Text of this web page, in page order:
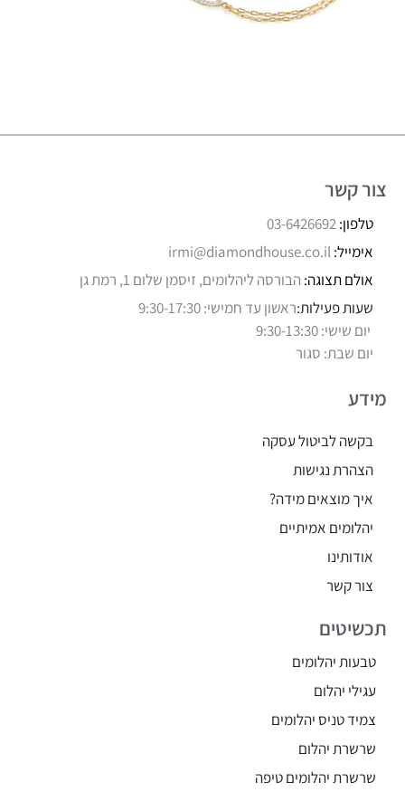
צור קשר
טלפון:03-6426692
אימייל:irmi@diamondhouse.co.il
אולם תצוגה: הבורסה ליהלומים, זיסמן שלום 1, רמת גן
שעות פעילות:ראשון עד חמישי: 9:30-17:30
יום שישי: 9:30-13:30
יום שבת: סגור
מידע
בקשה לביטול עסקה
הצהרת נגישות
איך מוצאים מידה?
יהלומים אמיתיים
אודותינו
צור קשר
תכשיטים
טבעות יהלומים
עגילי יהלום
צמיד טניס יהלומים
שרשרת יהלום
שרשרת יהלומים טיפה